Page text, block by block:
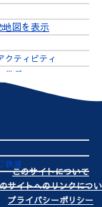
クティビティ
学ぶ
鉄道
地図を表示
このサイトについて
サイトへのリンクにつ
プライバシーポリシー